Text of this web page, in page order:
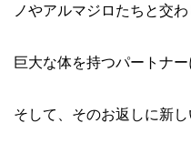
ノやアルマジロたちと交
巨大な体を持つパートナ
そして、そのお返しに新